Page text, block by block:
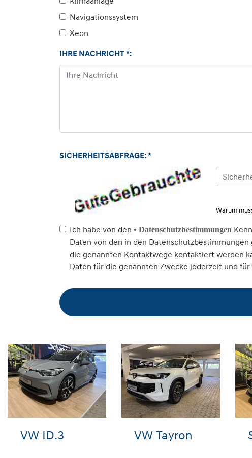
Navigationssystem
Xeon
IHRE NACHRICHT *:
SICHERHEITSABFRAGE: *
Warum
Ich habe von den • Datenschutzbestimmungen
Daten von den in den
die genannten Kontaktwege kontaktiert werden
Daten für die genannten Zwecke jederzeit und
Audi A6 VW T-Roc